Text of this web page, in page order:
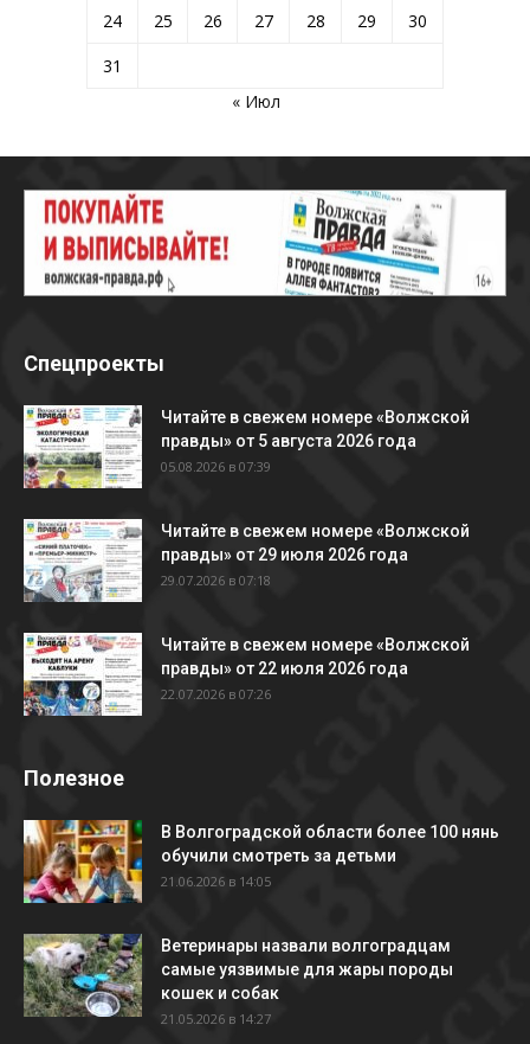
24
25 26 27 28 29
30
31
« Июл
Спецпроекты
Читайте в свежем номере «Волжской
правды» от 5 августа 2026 года
05.08.2026 в 07:39
Читайте в свежем номере «Волжской
правды» от 29 июля 2026 года
29.07.2026 в 07:18
Читайте в свежем номере «Волжской
правды» от 22 июля 2026 года
22.07.2026 в 07:26
Полезное
В Волгоградской области более 100 нянь
обучили смотреть за детьми
21.06.2026 в 14:05
Ветеринары назвали волгоградцам
самые уязвимые для жары породы
кошек и собак
21.05.2026 в 14:27